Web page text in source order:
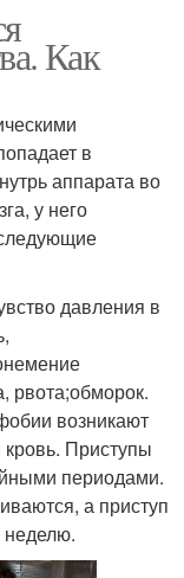
Как
в
аппарата во
у него
давления в
рвота;обморок.
возникают
Приступы
периодами.
а приступ
неделю.